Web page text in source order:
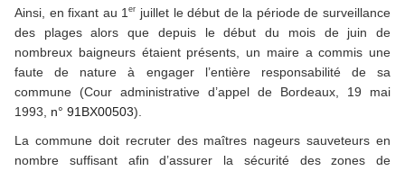
Ainsi, en fixant au 1er juillet le début de la période de surveillance
des plages alors que depuis le début du mois de juin de
nombreux baigneurs étaient présents, un maire a commis une
faute de nature à engager l’entière responsabilité de sa
commune (Cour administrative d’appel de Bordeaux, 19 mai
1993, n° 91BX00503).
La commune doit recruter des maîtres nageurs sauveteurs en
nombre suffisant afin d’assurer la sécurité des zones de